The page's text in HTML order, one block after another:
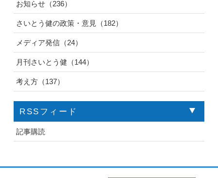
お知らせ（236）
さいとう健の政策・意見（182）
メディア発信（24）
月刊さいとう健（144）
考え方（137）
RSSフィード
記事購読